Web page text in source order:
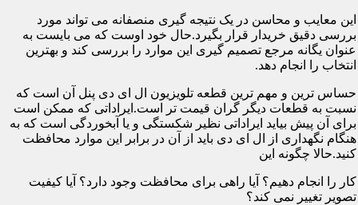
این معایب و محاسن در یک نتیجه گیری منصفانه می تواند مورد
بررسی دقیق خریدار قرار بگیرد.حال خود اوست که می بایست به
عنوان یگانه مرجع تصمیم گیری این موارد را بررسی کند و بهترین
انتخاب را انجام دهد.
حساس ترین و مهم ترین قطعه تلویزیون ال ای دی پنل آن است که
نسبت به قطعات دیگر گران قیمت تر است.ایراداتی که ممکن است
برای آن پیش بیاید ایراداتی نظیر شکستگی و یا آبخوردگی است که به
هنگام نگهداری از ال ای دی باید از آن در برابر این موارد محافظت
کنید.حالا چگونه این
کار را انجام دهیم؟ آیا راهی برای محافظت وجود دارد؟ آیا کیفیت
تصویر تغییر نمی کند؟